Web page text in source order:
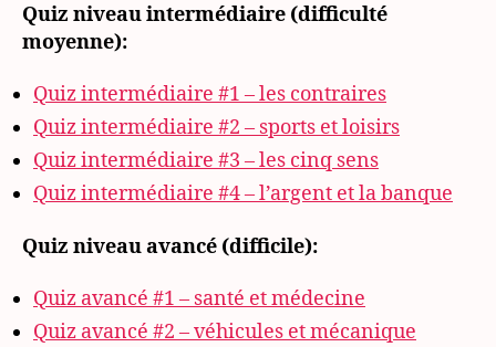
Quiz niveau intermédiaire (difficulté
moyenne):
Quiz intermédiaire #1 – les contraires
Quiz intermédiaire #2 – sports et loisirs
Quiz intermédiaire #3 – les cinq sens
Quiz intermédiaire #4 – l’argent et la banque
Quiz niveau avancé (difficile):
Quiz avancé #1 – santé et médecine
Quiz avancé #2 – véhicules et mécanique